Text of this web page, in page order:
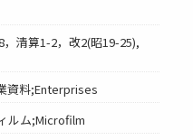
清算1-2，改2(昭19-25),
資料;Enterprises
ルム;Microfilm